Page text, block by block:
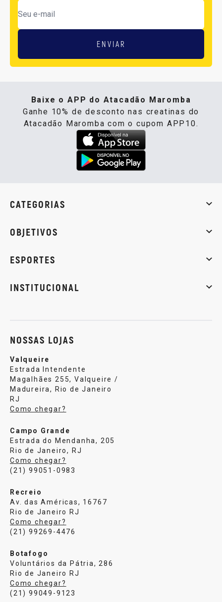
ENVIAR
Baixe o APP do Atacadão Maromba
Ganhe 10% de desconto nas creatinas do
Atacadão Maromba com o cupom APP10.
CATEGORIAS
OBJETIVOS
ESPORTES
INSTITUCIONAL
NOSSAS LOJAS
Valqueire
Estrada Intendente
Magalhães 255, Valqueire /
Madureira, Rio de Janeiro
RJ
Como chegar?
Campo Grande
Estrada do Mendanha, 205
Rio de Janeiro, RJ
Como chegar?
(21) 99051-0983
Recreio
Av. das Américas, 16767
Rio de Janeiro RJ
Como chegar?
(21) 99269-4476
Botafogo
Voluntários da Pátria, 286
Rio de Janeiro RJ
Como chegar?
(21) 99049-9123